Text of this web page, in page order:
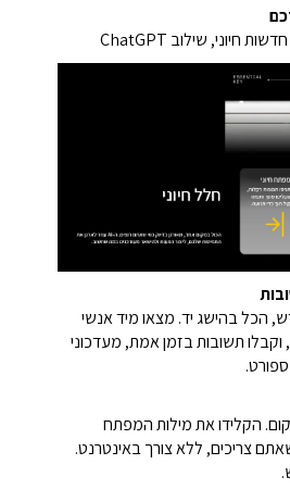
חדשות חיוני, שילוב ChatGPT
הכל בהישג יד. מצאו מיד אנשי
וקבלו תשובות בזמן אמת, מעדכוני
הקלידו את מילות המפתח
צריכים, ללא צורך באינטרנט.